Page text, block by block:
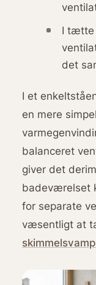
I tætte
det
I et
en mere
balanceret
giver det
badeværelset
for separate
væsentligt at
skimmelsvamp